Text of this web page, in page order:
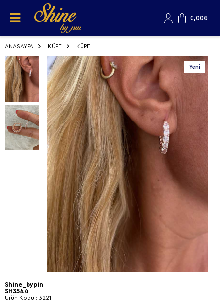
0,00₺
ANASAYFA KÜPE KÜPE
Yeni
Shine_bypin
SH3544
Ürün Kodu : 3221